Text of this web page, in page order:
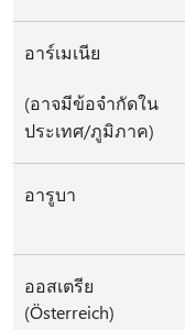
อาร์เมเนีย
(อาจมีข้อจํากัดใน
ประเทศ/ภูมิภาค)
อารูบา
ออสเตรีย
(Österreich)